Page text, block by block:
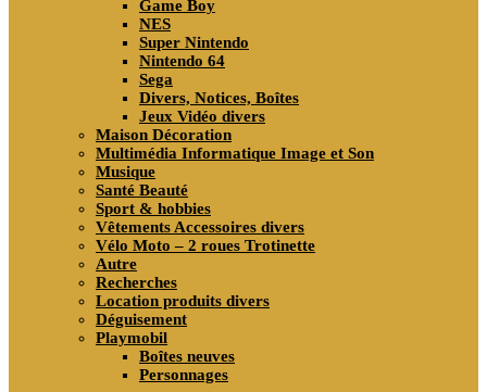
Game Boy
NES
Super Nintendo
Nintendo 64
Sega
Divers, Notices, Boîtes
Jeux Vidéo divers
Maison Décoration
Multimédia Informatique Image et Son
Musique
Santé Beauté
Sport & hobbies
Vêtements Accessoires divers
Vélo Moto – 2 roues Trotinette
Autre
Recherches
Location produits divers
Déguisement
Playmobil
Boîtes neuves
Personnages